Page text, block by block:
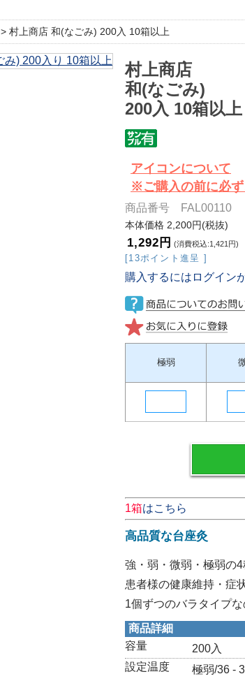
> 村上商店 和(なごみ) 200入 10箱以上
村上商店
和(なごみ)
200入 10箱以上
アイコンについて
※ご購入の前に必
商品番号 FAL00110
本体価格 2,200円(税抜)
1,292円 (消費税込:1,421円)
[13ポイント進呈 ]
購入するにはログイン
極弱
1箱はこちら
高品質な台座灸
強・弱・微弱・極弱の4
患者様の健康維持・症
1個ずつのバラタイプ
商品詳細
容量
200入
設定温度
極弱/36 -